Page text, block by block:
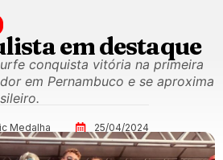
em destaque
conquista vitória na primeira
em Pernambuco e se aproxima
Medalha 25/04/2024